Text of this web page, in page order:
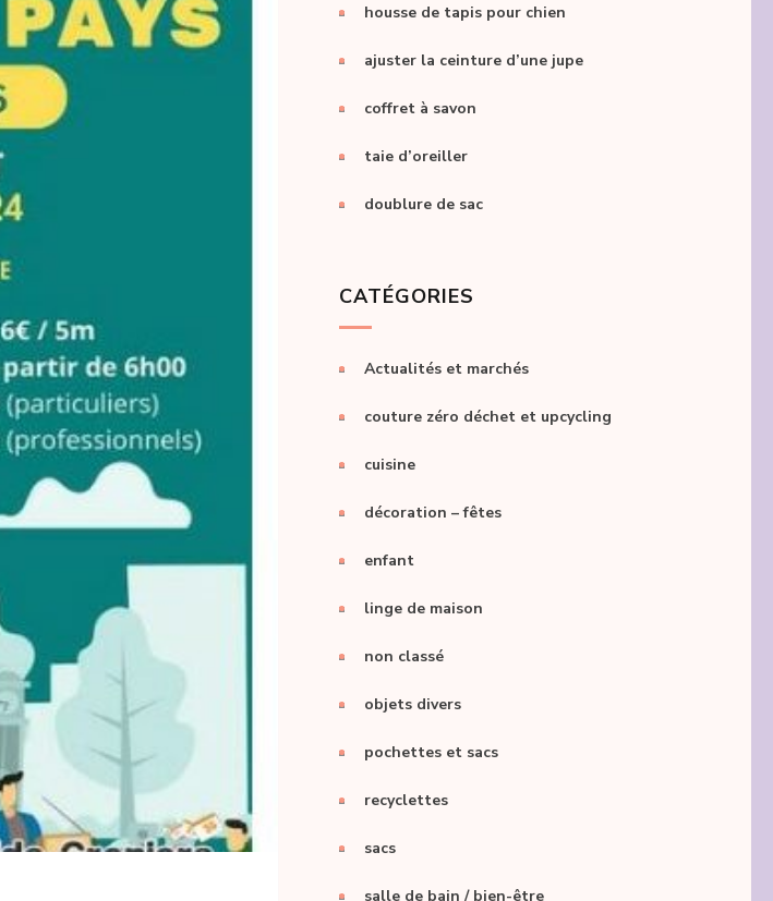
housse de tapis pour chien
ajuster la ceinture d’une jupe
coffret à savon
taie d’oreiller
doublure de sac
CATÉGORIES
Actualités et marchés
couture zéro déchet et upcycling
cuisine
décoration – fêtes
enfant
linge de maison
non classé
objets divers
pochettes et sacs
recyclettes
sacs
salle de bain / bien-être